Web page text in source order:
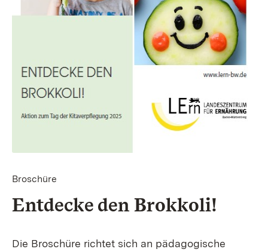
Broschüre
Entdecke den Brokkoli!
Die Broschüre richtet sich an pädagogische